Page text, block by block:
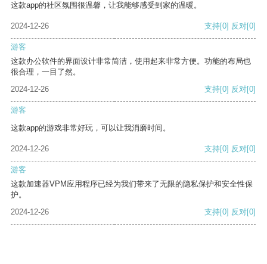
这款app的社区氛围很温馨，让我能够感受到家的温暖。
2024-12-26 支持[0] 反对[0]
游客
这款办公软件的界面设计非常简洁，使用起来非常方便。功能的布局也
很合理，一目了然。
2024-12-26
支持[0] 反对[0]
游客
这款app的游戏非常好玩，可以让我消磨时间。
2024-12-26 支持[0] 反对[0]
游客
这款加速器VPM应用程序已经为我们带来了无限的隐私保护和安全性保
护。
2024-12-26
支持[0] 反对[0]